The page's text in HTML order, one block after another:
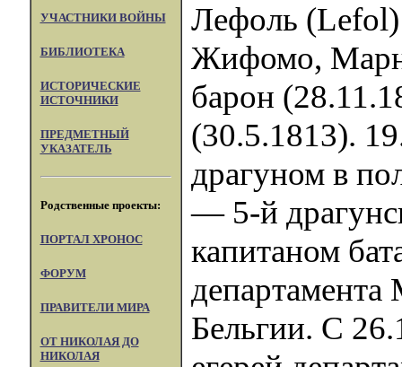
УЧАСТНИКИ ВОЙНЫ
БИБЛИОТЕКА
ИСТОРИЧЕСКИЕ
ИСТОЧНИКИ
ПРЕДМЕТНЫЙ
УКАЗАТЕЛЬ
Родственные проекты:
ПОРТАЛ XPOHOC
ФОРУМ
ПРАВИТЕЛИ МИРА
ОТ НИКОЛАЯ ДО
НИКОЛАЯ
Лефоль
Жифомо,
барон
(30.5.1813).
драгуном в
— 5-й
капитаном
Бельгии. С